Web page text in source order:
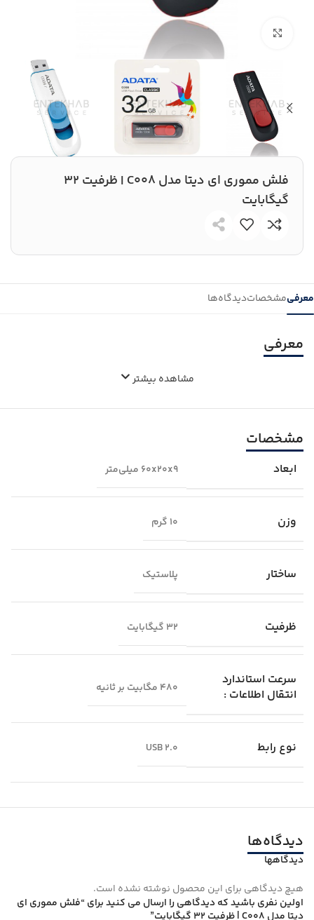
بزرگنمایی تصویر
فلش مموری ای دیتا مدل C008 | ظرفیت 32
گیگابایت
معرفیمشخصاتدیدگاه‌ها
معرفی
مشاهده بیشتر
مشخصات
ابعاد 60x20x9 میلی‌متر
وزن 10 گرم
ساختار پلاستیک
ظرفیت 32 گیگابایت
سرعت استاندارد
انتقال اطلاعات :
480 مگابیت بر ثانیه
نوع رابط USB 2.0
دیدگاه‌ها
دیدگاهها
هیچ دیدگاهی برای این محصول نوشته نشده است.
اولین نفری باشید که دیدگاهی را ارسال می کنید برای “فلش مموری ای
دیتا مدل C008 | ظرفیت 32 گیگابایت”